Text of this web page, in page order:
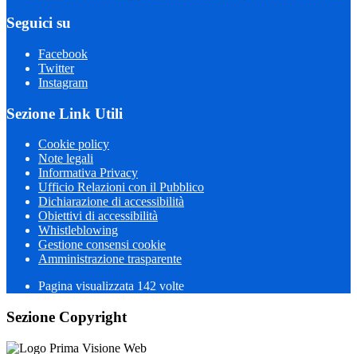
Seguici su
Facebook
Twitter
Instagram
Sezione Link Utili
Cookie policy
Note legali
Informativa Privacy
Ufficio Relazioni con il Pubblico
Dichiarazione di accessibilità
Obiettivi di accessibilità
Whistleblowing
Gestione consensi cookie
Amministrazione trasparente
Pagina visualizzata 142 volte
Sezione Copyright